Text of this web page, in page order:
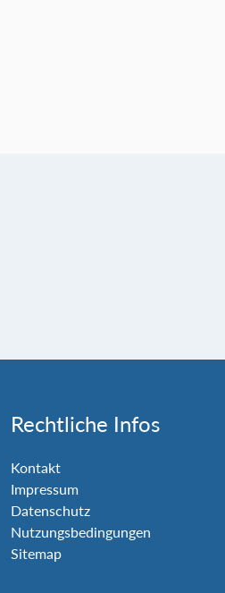
Rechtliche Infos
Kontakt
Impressum
Datenschutz
Nutzungsbedingungen
Sitemap